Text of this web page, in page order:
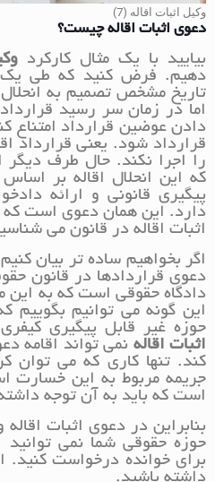
وکیل اثبات اقاله (7)
دعوی اثبات اقاله چیست؟
بیایید با یک مثال کارکرد
دهیم. فرض کنید که طی یک
تاریخ مشخص تصمیم به
اما در زمان سر رسید
دادن عوضین قرارداد امتناع
قرارداد شود. یعنی قرارداد
را اجرا نکند. حال طرف دیگر
که این انحلال اقاله بر
پیگیری قانونی و ارائه
دارد. این همان دعوی است که
اثبات اقاله در قانون می
اگر بخواهیم ساده تر بیان
دعوی قراردادها در قانون
دادگاه حقوقی است که به این
این گونه می توانیم
حوزه غیر قابل پیگیری
اثبات اقاله نمی تواند اقامه
کند. تنها کاری که می توان
جریمه مربوط به این خسارت
است که باید به آن توجه
بنابراین در دعوی اثبات
حوزه حقوقی شما نمی توانید
برای خوانده درخواست کنید.
داشته باشید.